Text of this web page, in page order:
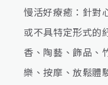
慢活好療癒：針對
或不具特定形式的
香、陶藝、飾品、
樂、按摩、放鬆體